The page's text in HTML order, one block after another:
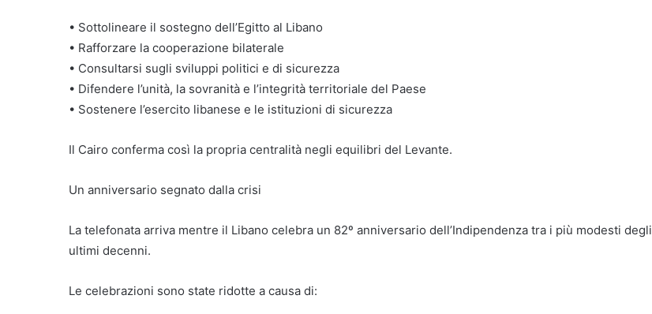
• Sottolineare il sostegno dell’Egitto al Libano
• Rafforzare la cooperazione bilaterale
• Consultarsi sugli sviluppi politici e di sicurezza
• Difendere l’unità, la sovranità e l’integrità territoriale del Paese
• Sostenere l’esercito libanese e le istituzioni di sicurezza
Il Cairo conferma così la propria centralità negli equilibri del Levante.
Un anniversario segnato dalla crisi
La telefonata arriva mentre il Libano celebra un 82º anniversario dell’Indipendenza tra i più modesti degli
ultimi decenni.
Le celebrazioni sono state ridotte a causa di: